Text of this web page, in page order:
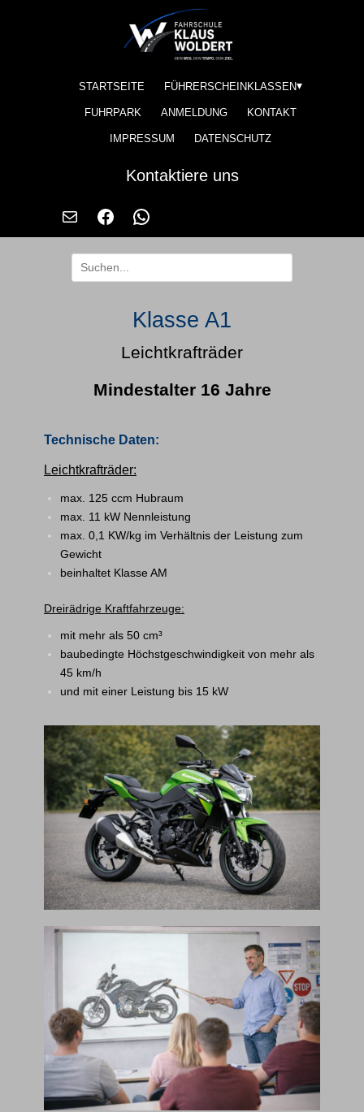
STARTSEITE FÜHRERSCHEINKLASSEN
FUHRPARK ANMELDUNG KONTAKT
IMPRESSUM DATENSCHUTZ
Kontaktiere uns
Klasse A1
Leichtkrafträder
Mindestalter 16 Jahre
Technische Daten:
Leichtkrafträder:
max. 125 ccm Hubraum
max. 11 kW Nennleistung
max. 0,1 KW/kg im Verhältnis der Leistung zum
Gewicht
beinhaltet Klasse AM
Dreirädrige Kraftfahrzeuge:
mit mehr als 50 cm³
baubedingte Höchstgeschwindigkeit von mehr als
45 km/h
und mit einer Leistung bis 15 kW